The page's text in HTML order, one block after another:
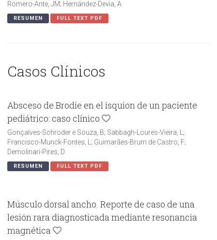
Romero-Ante, JM; Hernández-Devia, A
RESUMEN FULL TEXT PDF
Casos Clínicos
Absceso de Brodie en el isquion de un paciente
pediátrico: caso clínico
Gonçalves-Schroder e Souza, B; Sabbagh-Loures-Vieira, L;
Francisco-Munck-Fontes, L; Guimarães-Brum de Castro, F;
Demolinari-Pires, D
RESUMEN FULL TEXT PDF
Músculo dorsal ancho. Reporte de caso de una
lesión rara diagnosticada mediante resonancia
magnética